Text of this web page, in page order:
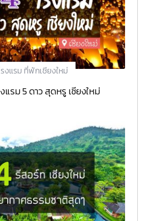
งแรม ที่พักเชียงใหม่
แรม 5 ดาว สุดหรู เชียงใหม่